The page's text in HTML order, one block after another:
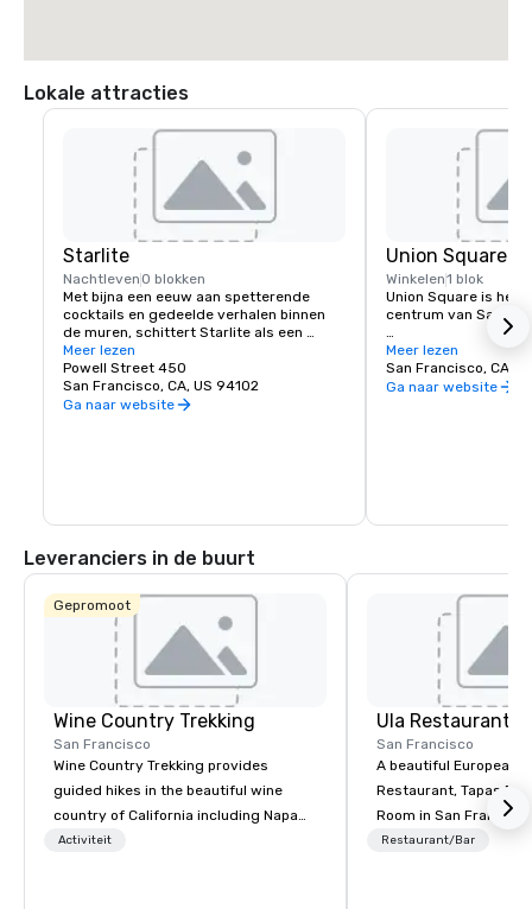
Lokale attracties
Starlite
Nachtleven 0 blokken
Met bijna een eeuw aan spetterende
cocktails en gedeelde verhalen binnen
de muren, schittert Starlite als een
historisch en gerespecteerd
etablissement in San Francisco. Gelegen
op de bovenste verdieping van Beacon
Grand.
Meer lezen
Powell Street 450
San Francisco, CA, US 94102
Ga naar website
Union Square
Winkelen1 blok
Union Square is het
centrum van San
Het beschikt over
luxe, warenhuizen
stad, waardoor het
Meer lezen
San Francisco, CA,
Ga naar website
Leveranciers in de buurt
Gepromoot
Wine Country Trekking
San Francisco
Wine Country Trekking provides
guided hikes in the beautiful wine
country of California including Napa
and Sonoma Valleys. These
Activiteit
Ula Restaurant
San Francisco
A beautiful European
Restaurant, Tapas
Room in San Francisco. ​From
Restaurant/Bar